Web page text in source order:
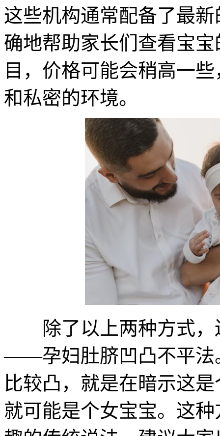
这些机构通常配备了最
确地帮助家长们查看宝
目，价格可能会稍高一
和私密的环境。
除了以上两种方式，
——孕妇肚脐凹凸不平法
比较凸，就是在暗示这
就可能是个女宝宝。这